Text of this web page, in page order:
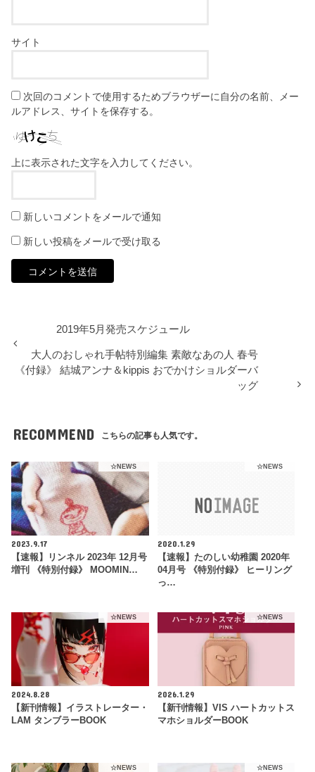
サイト
次回のコメントで使用するためブラウザーに自分の名前、メー
ルアドレス、サイトを保存する。
上に表示された文字を入力してください。
新しいコメントをメールで通知
新しい投稿をメールで受け取る
2019年5月発売スケジュール
大人のおしゃれ手帖特別編集 素敵なあの人 春号
《付録》 結城アンナ＆kippis おでかけショルダーバ
ッグ
RECOMMEND こちらの記事も人気です。
☆NEWS
2023.9.17
【速報】リンネル 2023年 12月号
増刊 《特別付録》 MOOMIN…
☆NEWS
2020.1.29
【速報】たのしい幼稚園 2020年
04月号 《特別付録》 ヒーリング
っ…
☆NEWS
2024.8.28
【新刊情報】イラストレーター・
LAM タンブラーBOOK
☆NEWS
2026.1.29
【新刊情報】VIS ハートカットス
マホショルダーBOOK
☆NEWS ☆NEWS